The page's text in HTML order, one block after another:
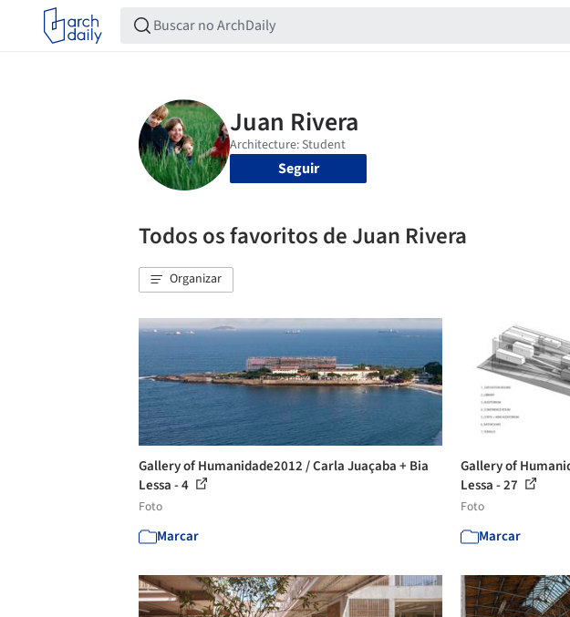
Seguir
Todos os favoritos de Juan Rivera
Organizar
Gallery of Humanidade2012 / Carla Juaçaba + Bia
Lessa - 4
Foto
Marcar
Gallery of
Lessa - 27
Foto
Marcar